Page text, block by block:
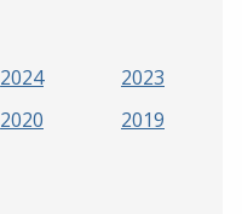
2024
2023
2020
2019